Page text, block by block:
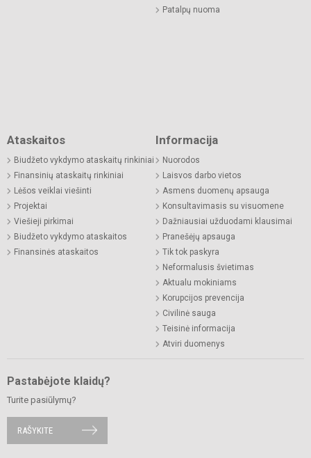
Patalpų nuoma
Ataskaitos
Biudžeto vykdymo ataskaitų rinkiniai
Finansinių ataskaitų rinkiniai
Lėšos veiklai viešinti
Projektai
Viešieji pirkimai
Biudžeto vykdymo ataskaitos
Finansinės ataskaitos
Informacija
Nuorodos
Laisvos darbo vietos
Asmens duomenų apsauga
Konsultavimasis su visuomene
Dažniausiai užduodami klausimai
Pranešėjų apsauga
Tik tok paskyra
Neformalusis švietimas
Aktualu mokiniams
Korupcijos prevencija
Civilinė sauga
Teisinė informacija
Atviri duomenys
Pastabėjote klaidų?
Turite pasiūlymų?
RAŠYKITE